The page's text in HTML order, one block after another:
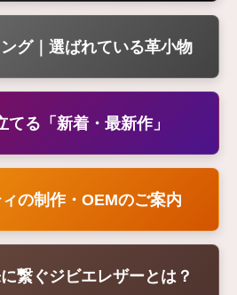
グ｜選ばれている革小物
る「新着・最新作」
の制作・OEMのご案内
繋ぐジビエレザーとは？